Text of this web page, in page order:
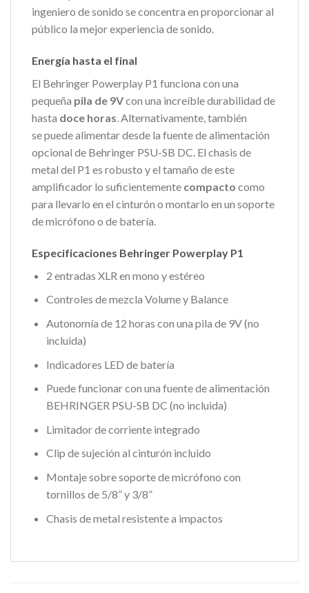
ingeniero de sonido se concentra en proporcionar al
público la mejor experiencia de sonido.
Energía hasta el final
El Behringer Powerplay P1 funciona con una
pequeña pila de 9Vcon una increíble durabilidad de
hasta doce horas. Alternativamente, también
se puede alimentar desde la fuente de alimentación
opcional de Behringer PSU-SB DC. El chasis de
metal del P1 es robusto y el tamaño de este
amplificador lo suficientemente compacto como
para llevarlo en el cinturón o montarlo en un soporte
de micrófono o de batería.
Especificaciones Behringer Powerplay P1
2 entradas XLR en mono y estéreo
Controles de mezcla Volume y Balance
Autonomía de 12 horas con una pila de 9V (no
incluida)
Indicadores LED de batería
Puede funcionar con una fuente de alimentación
BEHRINGER PSU-SB DC (no incluida)
Limitador de corriente integrado
Clip de sujeción al cinturón incluido
Montaje sobre soporte de micrófono con
tornillos de 5/8” y 3/8”
Chasis de metal resistente a impactos